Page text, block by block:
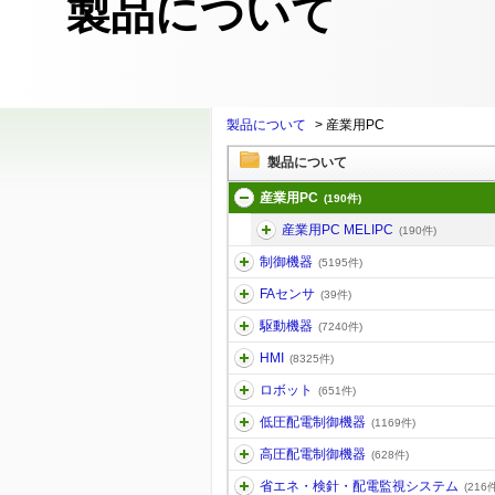
製品について
製品について > 産業用PC
製品について
産業用PC (190件)
産業用PC MELIPC (190件)
制御機器 (5195件)
FAセンサ (39件)
駆動機器 (7240件)
HMI (8325件)
ロボット (651件)
低圧配電制御機器 (1169件)
高圧配電制御機器 (628件)
省エネ・検針・配電監視システム (216